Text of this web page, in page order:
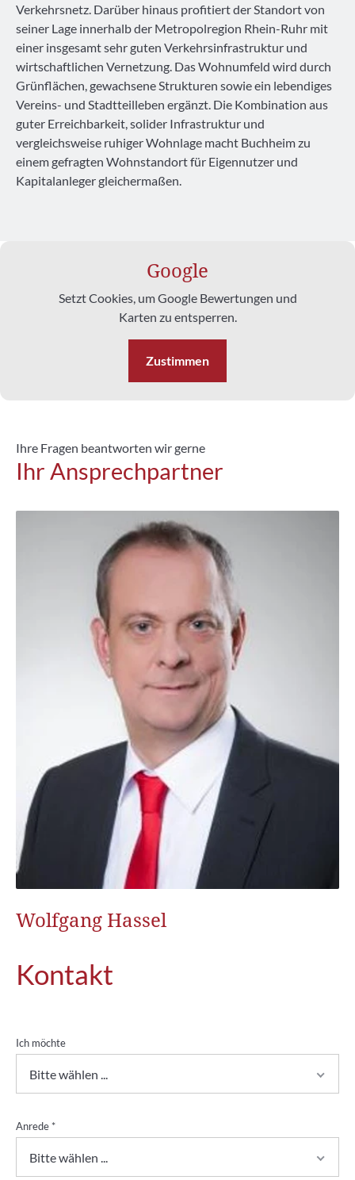
Verkehrsnetz. Darüber hinaus profitiert der Standort von
seiner Lage innerhalb der Metropolregion Rhein-Ruhr mit
einer insgesamt sehr guten Verkehrsinfrastruktur und
wirtschaftlichen Vernetzung. Das Wohnumfeld wird durch
Grünflächen, gewachsene Strukturen sowie ein lebendiges
Vereins- und Stadtteilleben ergänzt. Die Kombination aus
guter Erreichbarkeit, solider Infrastruktur und
vergleichsweise ruhiger Wohnlage macht Buchheim zu
einem gefragten Wohnstandort für Eigennutzer und
Kapitalanleger gleichermaßen.
Google
Setzt Cookies, um Google Bewertungen und
Karten zu entsperren.
Zustimmen
Ihre Fragen beantworten wir gerne
Ihr Ansprechpartner
Wolfgang Hassel
Kontakt
Ich möchte
Bitte wählen ...
Anrede *
Bitte wählen ...